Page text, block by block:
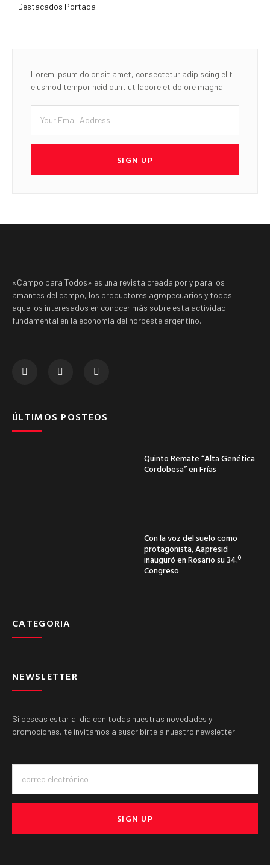
Destacados Portada
Lorem ipsum dolor sit amet, consectetur adipiscing elit
eiusmod tempor ncididunt ut labore et dolore magna
SIGN UP
«Campo para Todos» es una revista creada por y para los
amantes del campo, los productores agropecuarios y todos
aquellos interesados en conocer más sobre esta actividad
fundamental en la economía del noroeste argentino.
ÚLTIMOS POSTEOS
Quinto Remate “Alta Genética
Cordobesa” en Frías
Con la voz del suelo como
protagonista, Aapresid
inauguró en Rosario su 34.º
Congreso
CATEGORIA
NEWSLETTER
Si deseas estar al día con todas nuestras novedades y
promociones, te invitamos a suscribirte a nuestro newsletter.
SIGN UP